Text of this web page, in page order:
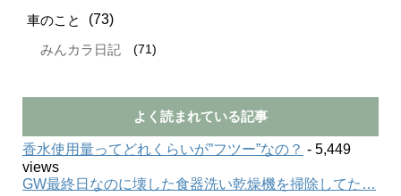
車のこと (73)
みんカラ日記 (71)
よく読まれている記事
香水使用量ってどれくらいが”フツー”なの？ - 5,449
views
GW最終日なのに壊した食器洗い乾燥機を掃除してた…